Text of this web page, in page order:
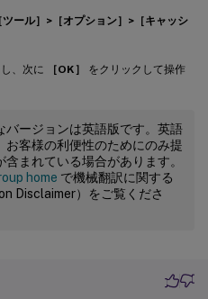
ツール］>［オプション］>［キャッシ
、次に ［OK］
をクリックして操作
バージョンは英語版です。英語
客様の利便性のためにのみ提
まれている場合があります。
home で機械翻訳に関する
Disclaimer）をご覧くださ